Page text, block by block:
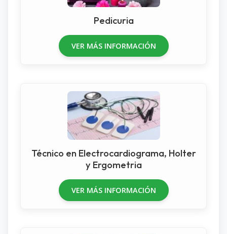
Pedicuria
VER MÁS INFORMACIÓN
Técnico en Electrocardiograma, Holter
y Ergometria
VER MÁS INFORMACIÓN